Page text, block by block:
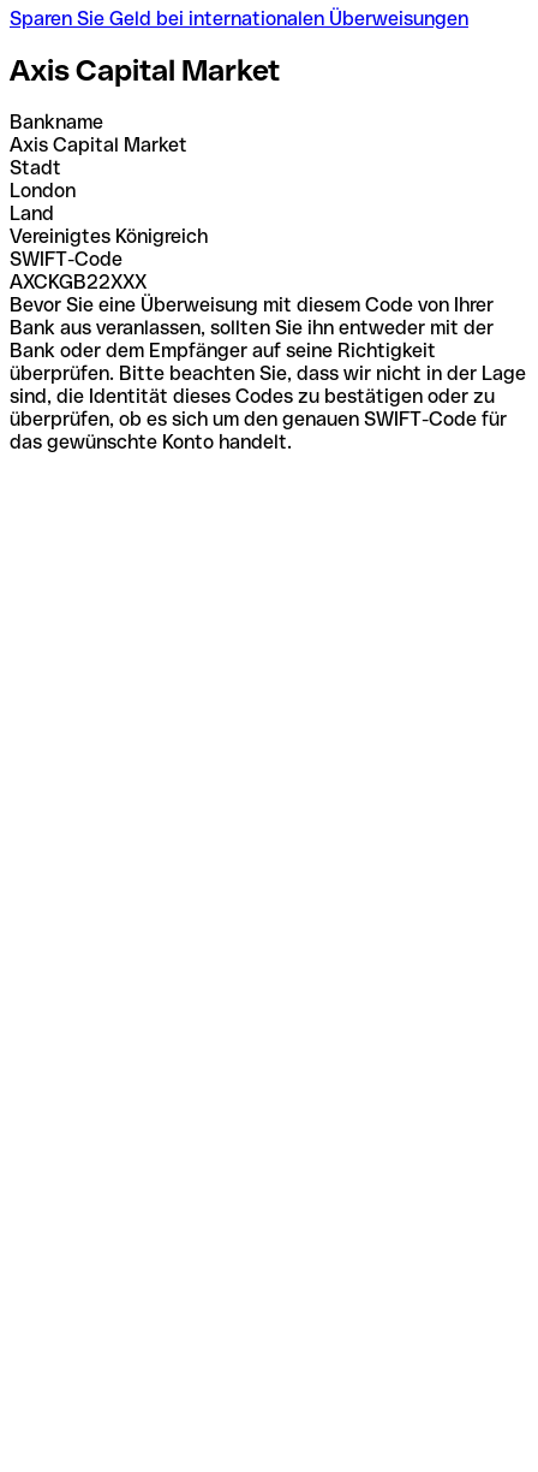
Sparen Sie Geld bei internationalen Überweisungen
Axis Capital Market
Bankname
Axis Capital Market
Stadt
London
Land
Vereinigtes Königreich
SWIFT-Code
AXCKGB22XXX
Bevor Sie eine Überweisung mit diesem Code von Ihrer
Bank aus veranlassen, sollten Sie ihn entweder mit der
Bank oder dem Empfänger auf seine Richtigkeit
überprüfen. Bitte beachten Sie, dass wir nicht in der Lage
sind, die Identität dieses Codes zu bestätigen oder zu
überprüfen, ob es sich um den genauen SWIFT-Code für
das gewünschte Konto handelt.